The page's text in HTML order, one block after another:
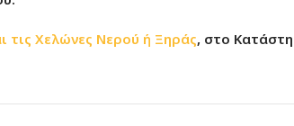
τις Χελώνες Νερού ή Ξηράς, στο